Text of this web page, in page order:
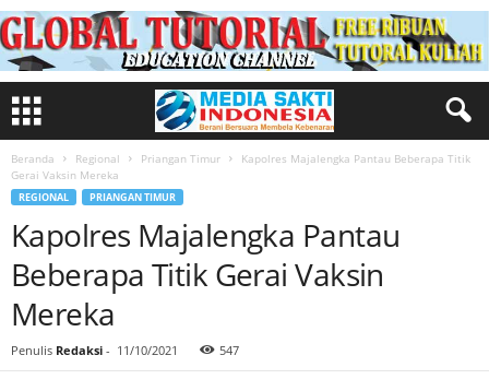
Beranda Regional Priangan Timur
Kapolres Majalengka Pantau Beberapa Titik
Gerai Vaksin Mereka
REGIONAL PRIANGAN TIMUR
Kapolres Majalengka Pantau
Beberapa Titik Gerai Vaksin
Mereka
Penulis Redaksi - 11/10/2021 547